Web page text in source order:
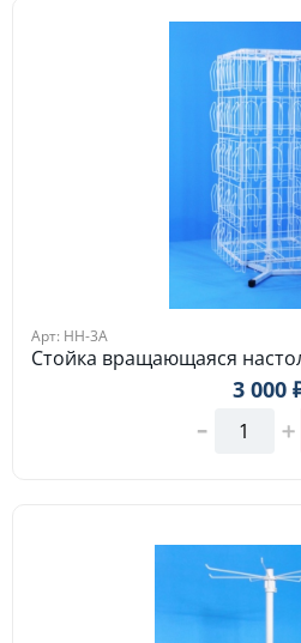
Арт: НН-3А
Стойка вращающаяся
3 000